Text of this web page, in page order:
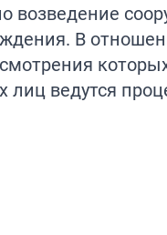
В
ведутся